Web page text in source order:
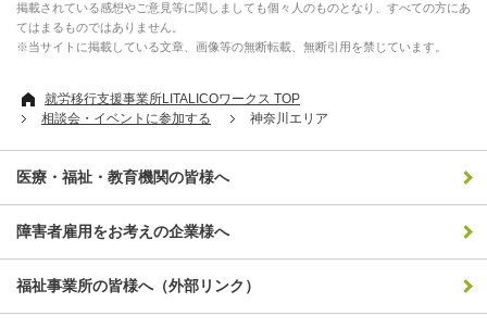
掲載されている感想やご意見等に関しましても個々人のものとなり、すべての方にあ
てはまるものではありません。
※当サイトに掲載している文章、画像等の無断転載、無断引用を禁じています。
就労移行支援事業所LITALICOワークス TOP
相談会・イベントに参加する
神奈川エリア
医療・福祉・教育機関の皆様へ
障害者雇用をお考えの企業様へ
福祉事業所の皆様へ（外部リンク）